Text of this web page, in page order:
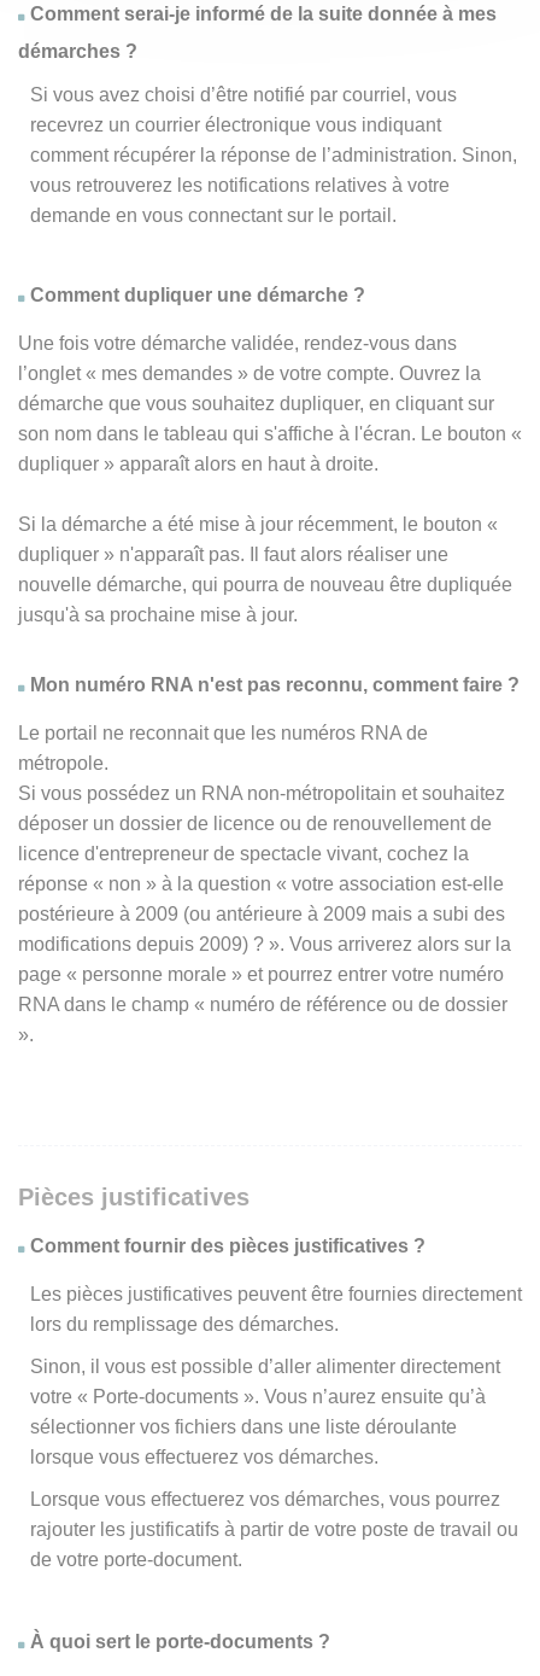
Comment serai-je informé de la suite donnée à mes
démarches ?
Si vous avez choisi d’être notifié par courriel, vous
recevrez un courrier électronique vous indiquant
comment récupérer la réponse de l’administration. Sinon,
vous retrouverez les notifications relatives à votre
demande en vous connectant sur le portail.
Comment dupliquer une démarche ?
Une fois votre démarche validée, rendez-vous dans
l’onglet « mes demandes » de votre compte. Ouvrez la
démarche que vous souhaitez dupliquer, en cliquant sur
son nom dans le tableau qui s'affiche à l'écran. Le bouton «
dupliquer » apparaît alors en haut à droite.
Si la démarche a été mise à jour récemment, le bouton «
dupliquer » n'apparaît pas. Il faut alors réaliser une
nouvelle démarche, qui pourra de nouveau être dupliquée
jusqu'à sa prochaine mise à jour.
Mon numéro RNA n'est pas reconnu, comment faire ?
Le portail ne reconnait que les numéros RNA de
métropole.
Si vous possédez un RNA non-métropolitain et souhaitez
déposer un dossier de licence ou de renouvellement de
licence d'entrepreneur de spectacle vivant, cochez la
réponse « non » à la question « votre association est-elle
postérieure à 2009 (ou antérieure à 2009 mais a subi des
modifications depuis 2009) ? ». Vous arriverez alors sur la
page « personne morale » et pourrez entrer votre numéro
RNA dans le champ « numéro de référence ou de dossier
».
Pièces justificatives
Comment fournir des pièces justificatives ?
Les pièces justificatives peuvent être fournies directement
lors du remplissage des démarches.
Sinon, il vous est possible d’aller alimenter directement
votre « Porte-documents ». Vous n’aurez ensuite qu’à
sélectionner vos fichiers dans une liste déroulante
lorsque vous effectuerez vos démarches.
Lorsque vous effectuerez vos démarches, vous pourrez
rajouter les justificatifs à partir de votre poste de travail ou
de votre porte-document.
À quoi sert le porte-documents ?